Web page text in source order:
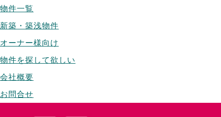
物件一覧
新築・築浅物件
オーナー様向け
物件を探して欲しい
会社概要
お問合せ